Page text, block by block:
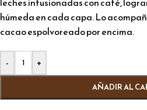
húmeda en cada capa. Lo
cacao espolvoreado por encima.
- +
AÑADIR AL
Alternative: